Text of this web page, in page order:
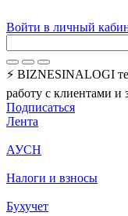
Войти в личный
⚡ BIZNESINALOGI
работу с клиентами и
Подписаться
Лента
АУСН
Налоги и взносы
Бухучет